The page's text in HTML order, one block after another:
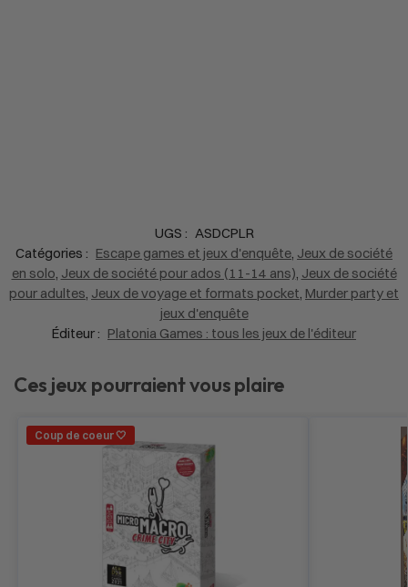
UGS : ASDCPLR
Catégories : Escape games et jeux d'enquête, Jeux de société
en solo, Jeux de société pour ados (11-14 ans), Jeux de société
pour adultes, Jeux de voyage et formats pocket, Murder party et
jeux d'enquête
Éditeur : Platonia Games : tous les jeux de l'éditeur
Ces jeux pourraient vous plaire
Coup de coeur 🤍